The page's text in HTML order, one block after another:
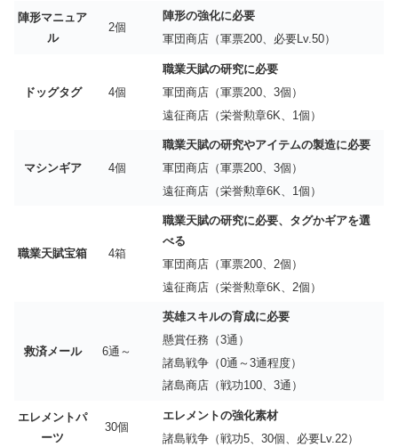
陣形マニュア
ル
2個
陣形の強化に必要
軍団商店（軍票200、必要Lv.50）
ドッグタグ 4個
職業天賦の研究に必要
軍団商店（軍票200、3個）
遠征商店（栄誉勲章6K、1個）
マシンギア 4個
職業天賦の研究やアイテムの製造に必要
軍団商店（軍票200、3個）
遠征商店（栄誉勲章6K、1個）
職業天賦宝箱 4箱
職業天賦の研究に必要、タグかギアを選
べる
軍団商店（軍票200、2個）
遠征商店（栄誉勲章6K、2個）
救済メール 6通～
英雄スキルの育成に必要
懸賞任務（3通）
諸島戦争（0通～3通程度）
諸島商店（戦功100、3通）
エレメントパ
ーツ
30個
エレメントの強化素材
諸島戦争（戦功5、30個、必要Lv.22）